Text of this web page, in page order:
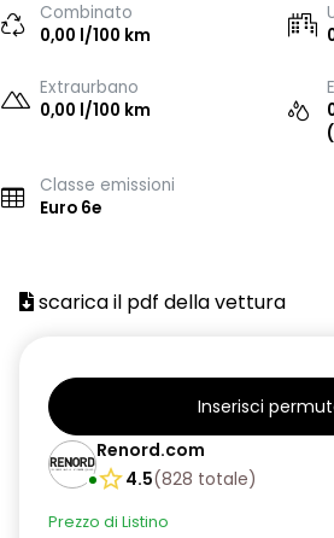
Combinato
0,00 l/100 km
Extraurbano
0,00 l/100 km
Classe emissioni
Euro 6e
scarica il pdf della vettura
Inserisci
Renord.com
4.5(828 totale)
Prezzo di Listino